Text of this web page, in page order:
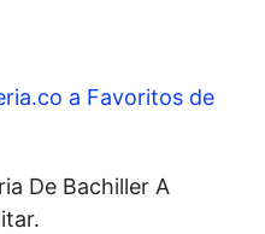
a Favoritos de
De Bachiller A